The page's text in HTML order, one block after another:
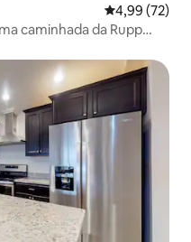
4,99 de uma
4,99 (72)
caminhada da Rupp